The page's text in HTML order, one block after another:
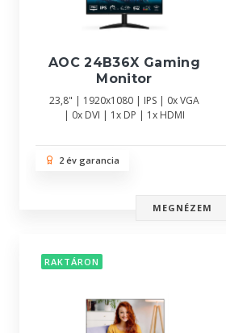
AOC 24B36X Gaming
Monitor
23,8" | 1920x1080 | IPS | 0x VGA
| 0x DVI | 1x DP | 1x HDMI
2 év garancia
MEGNÉZEM
RAKTÁRON